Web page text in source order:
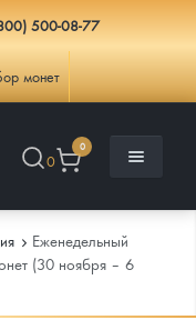
500-08-77
монет
0
0
Еженедельный
(30 ноября – 6